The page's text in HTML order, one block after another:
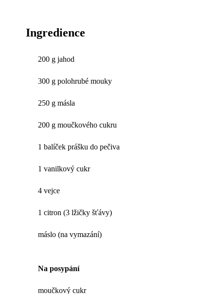
Ingredience
200 g jahod
300 g polohrubé mouky
250 g másla
200 g moučkového cukru
1 balíček prášku do pečiva
1 vanilkový cukr
4 vejce
1 citron (3 lžičky šťávy)
máslo (na vymazání)
Na posypání
moučkový cukr